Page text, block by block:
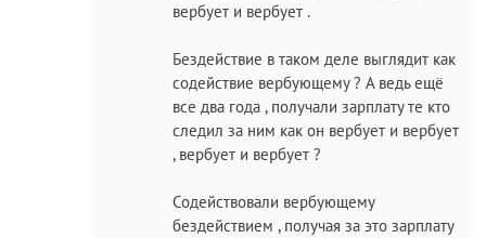
вербует и вербует .
Бездействие в таком деле выглядит как
содействие вербующему ? А ведь ещё
все два года , получали зарплату те кто
следил за ним как он вербует и вербует
, вербует и вербует ?
Содействовали вербующему
бездействием , получая за это зарплату